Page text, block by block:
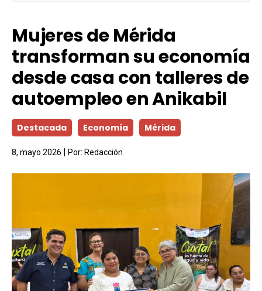
Mujeres de Mérida
transforman su economía
desde casa con talleres de
autoempleo en Anikabil
Destacada Economía Mérida
8, mayo 2026 Por: Redacción